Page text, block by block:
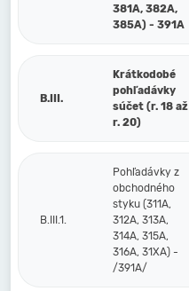
381A, 382A,
385A) - 391A
B.III.
Krátkodobé
pohľadávky
súčet (r. 18 až
r. 20)
B.III.1.
Pohľadávky z
obchodného
styku (311A,
312A, 313A,
314A, 315A,
316A, 31XA) -
/391A/